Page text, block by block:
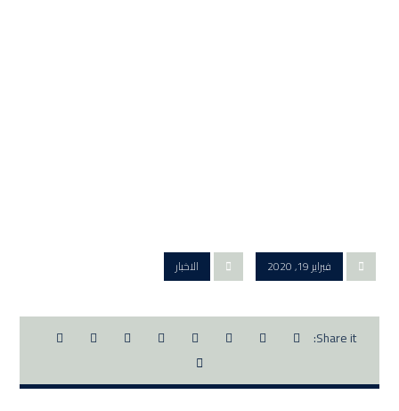
فبراير 19, 2020 الاخبار